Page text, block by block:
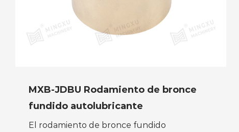
MXB-JDBU Rodamiento de bronce
fundido autolubricante
El rodamiento de bronce fundido